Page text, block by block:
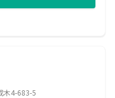
木4-683-5